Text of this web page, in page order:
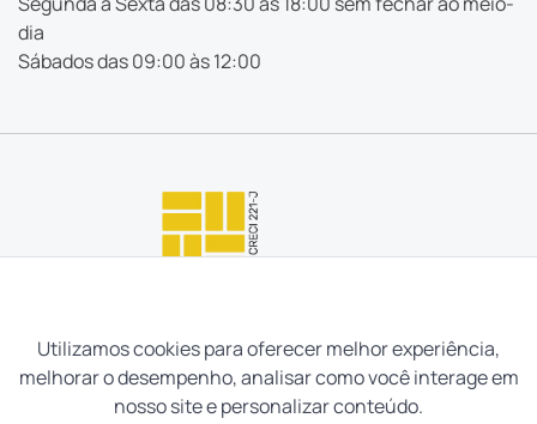
dia
Sábados das 09:00 às 12:00
Utilizamos cookies para oferecer melhor experiência,
melhorar o desempenho, analisar como você interage em
nosso site e personalizar conteúdo.